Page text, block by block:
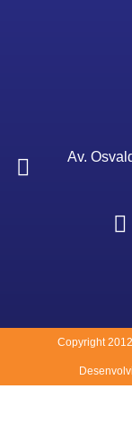
Av.
Copyright